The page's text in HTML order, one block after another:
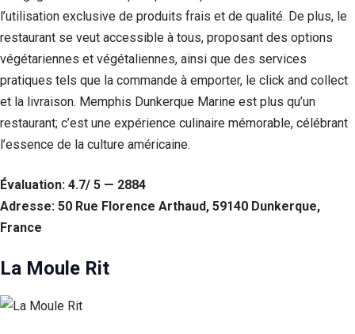
l’utilisation exclusive de produits frais et de qualité. De plus, le
restaurant se veut accessible à tous, proposant des options
végétariennes et végétaliennes, ainsi que des services
pratiques tels que la commande à emporter, le click and collect
et la livraison. Memphis Dunkerque Marine est plus qu’un
restaurant; c’est une expérience culinaire mémorable, célébrant
l’essence de la culture américaine.
Évaluation: 4.7/ 5 — 2884
Adresse: 50 Rue Florence Arthaud, 59140 Dunkerque,
France
La Moule Rit